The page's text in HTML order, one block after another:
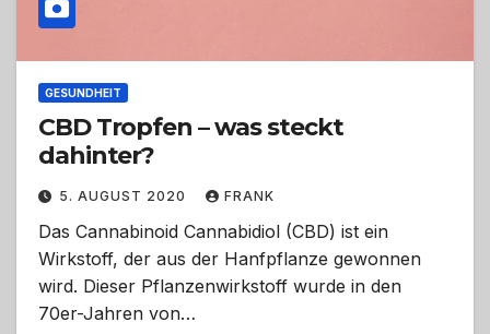
GESUNDHEIT
CBD Tropfen – was steckt
dahinter?
5. AUGUST 2020 FRANK
Das Cannabinoid Cannabidiol (CBD) ist ein
Wirkstoff, der aus der Hanfpflanze gewonnen
wird. Dieser Pflanzenwirkstoff wurde in den
70er-Jahren von…